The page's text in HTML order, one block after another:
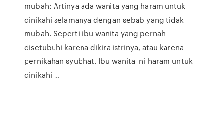
mubah: Artinya ada wanita yang haram untuk
dinikahi selamanya dengan sebab yang tidak
mubah. Seperti ibu wanita yang pernah
disetubuhi karena dikira istrinya, atau karena
pernikahan syubhat. Ibu wanita ini haram untuk
dinikahi …